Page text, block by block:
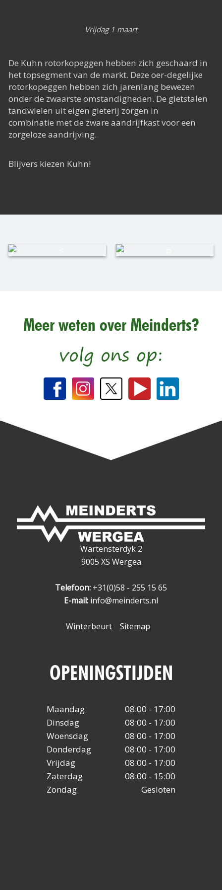
Het digitale tijdperk
Vrijdag 1 maart
De Kuhn rotorkopeggen hebben zich geschaard in
het topsegment van de markt. Deze oer-degelijke
rotorkopeggen hebben zich jarenlang bewezen
onder de zwaarste omstandigheden. De gietstalen
tandwielen uit eigen gieterij zorgen in
combinatie met de zware aandrijfkast voor een
zorgeloze aandrijving.
Blijvers kiezen Kuhn!
Meer weten over Meinderts?
volg ons op:
Wartensterdyk 2
9005 XS Wergea
Telefoon: +31(0)58 - 255 15 65
E-mail: info@meinderts.nl
Winterbeurt Sitemap
OPENINGSTIJDEN
Maandag
08:00 - 17:00
Dinsdag
08:00 - 17:00
Woensdag
08:00 - 17:00
Donderdag
08:00 - 17:00
Vrijdag
08:00 - 17:00
Zaterdag
08:00 - 15:00
Zondag
Gesloten